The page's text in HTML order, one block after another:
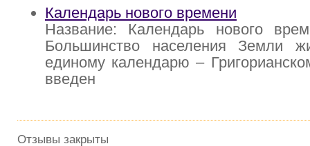
Календарь нового времени
Название: Календарь нового
Большинство населения Земли
единому календарю –
введен
Отзывы закрыты